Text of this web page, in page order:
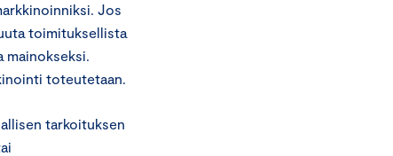
Jos
toimituksellista
mainokseksi.
toteutetaan.
tarkoituksen